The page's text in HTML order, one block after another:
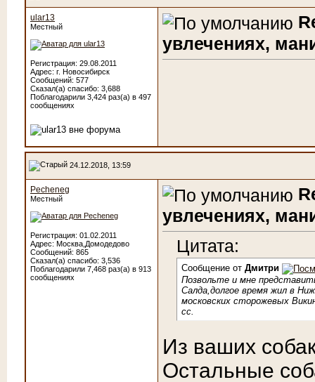
ular13
Местный
Регистрация: 29.08.2011
Адрес: г. Новосибирск
Сообщений: 577
Сказал(а) спасибо: 3,688
Поблагодарили 3,424 раз(а) в 497
сообщениях
увлечениях,
24.12.2018, 13:59
Pecheneg
Местный
Регистрация: 01.02.2011
Адрес: Москва,Домодедово
Сообщений: 865
Сказал(а) спасибо: 3,536
Поблагодарили 7,468 раз(а) в 913
сообщениях
увлечениях,
Цитата:
Сообщение от Дмитри
Позвольте и мне
Салда,долгое время жил в
московских сторожевых
сс.
Из ваших
Остальные